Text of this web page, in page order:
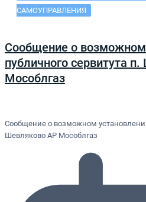
САМОУПРАВЛЕНИЯ
Сообщение о возможном
публичного сервитута
Мособлгаз
Сообщение о возможном
Шевляково АР Мособлгаз